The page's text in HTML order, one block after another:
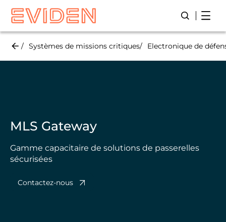
Skip
main
Lancer/
Systèmes de missions critiques Electronique de
MLS Gateway
Gamme capacitaire de solutions de passerelles
sécurisées ​
Contactez-nous